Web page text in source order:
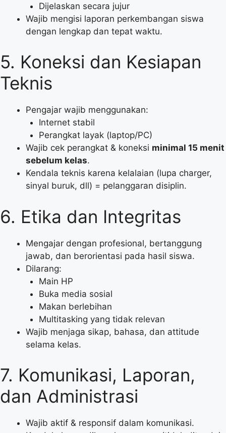
Dijelaskan secara jujur
Wajib mengisi laporan perkembangan siswa
dengan lengkap dan tepat waktu.
5. Koneksi dan Kesiapan
Teknis
Pengajar wajib menggunakan:
Internet stabil
Perangkat layak (laptop/PC)
Wajib cek perangkat & koneksi minimal 15 menit
sebelum kelas.
Kendala teknis karena kelalaian (lupa charger,
sinyal buruk, dll) = pelanggaran disiplin.
6. Etika dan Integritas
Mengajar dengan profesional, bertanggung
jawab, dan berorientasi pada hasil siswa.
Dilarang:
Main HP
Buka media sosial
Makan berlebihan
Multitasking yang tidak relevan
Wajib menjaga sikap, bahasa, dan attitude
selama kelas.
7. Komunikasi, Laporan,
dan Administrasi
Wajib aktif & responsif dalam komunikasi.